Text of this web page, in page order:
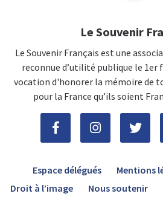
Le Souvenir
Le Souvenir Français est une
reconnue d’utilité publique le 1er
vocation d'honorer la mémoire de
pour la France qu’ils soient
Espace délégués Mentions
Droit à l’image
Nous soutenir